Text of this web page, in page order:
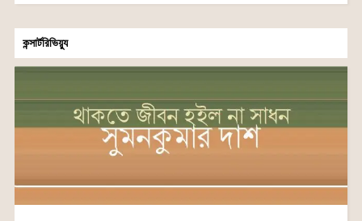
কন্সার্টরিভিয়্যু